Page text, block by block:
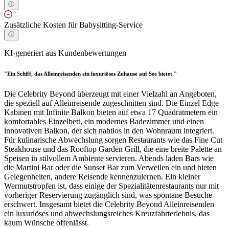
Zusätzliche Kosten für Babysitting-Service
KI-generiert aus Kundenbewertungen
"Ein Schiff, das Alleinreisenden ein luxuriöses Zuhause auf See bietet."
Die Celebrity Beyond überzeugt mit einer Vielzahl an Angeboten,
die speziell auf Alleinreisende zugeschnitten sind. Die Einzel Edge
Kabinen mit Infinite Balkon bieten auf etwa 17 Quadratmetern ein
komfortables Einzelbett, ein modernes Badezimmer und einen
innovativen Balkon, der sich nahtlos in den Wohnraum integriert.
Für kulinarische Abwechslung sorgen Restaurants wie das Fine Cut
Steakhouse und das Rooftop Garden Grill, die eine breite Palette an
Speisen in stilvollem Ambiente servieren. Abends laden Bars wie
die Martini Bar oder die Sunset Bar zum Verweilen ein und bieten
Gelegenheiten, andere Reisende kennenzulernen. Ein kleiner
Wermutstropfen ist, dass einige der Spezialitätenrestaurants nur mit
vorheriger Reservierung zugänglich sind, was spontane Besuche
erschwert. Insgesamt bietet die Celebrity Beyond Alleinreisenden
ein luxuriöses und abwechslungsreiches Kreuzfahrterlebnis, das
kaum Wünsche offenlässt.